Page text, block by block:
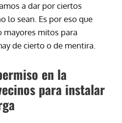
a dar por ciertos
lo sean. Es por eso que
mayores mitos para
de cierto o de mentira.
en la
para instalar